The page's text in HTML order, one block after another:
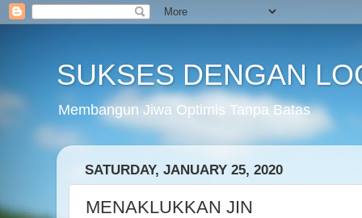
SUKSES DENGAN
Membangun Jiwa Optimis Tanpa Batas
SATURDAY, JANUARY 25, 2020
MENAKLUKKAN JIN